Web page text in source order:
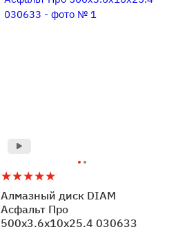
Алмазный
диск
DIAM
Асфальт
5
Алмазный диск DIAM
Асфальт Про
500x3.6x10x25.4 030633